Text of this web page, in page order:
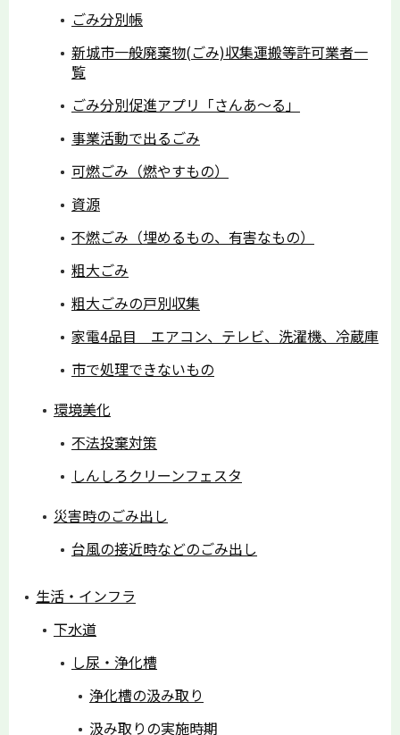
ごみ分別帳
新城市一般廃棄物(ごみ)収集運搬等許可業者一
覧
ごみ分別促進アプリ「さんあ～る」
事業活動で出るごみ
可燃ごみ（燃やすもの）
資源
不燃ごみ（埋めるもの、有害なもの）
粗大ごみ
粗大ごみの戸別収集
家電4品目 エアコン、テレビ、洗濯機、冷蔵庫
市で処理できないもの
環境美化
不法投棄対策
しんしろクリーンフェスタ
災害時のごみ出し
台風の接近時などのごみ出し
生活・インフラ
下水道
し尿・浄化槽
浄化槽の汲み取り
汲み取りの実施時期